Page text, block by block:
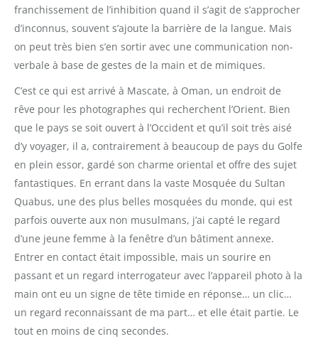
franchissement de l’inhibition quand il s’agit de s’approcher
d’inconnus, souvent s’ajoute la barrière de la langue. Mais
on peut très bien s’en sortir avec une communication non-
verbale à base de gestes de la main et de mimiques.
C’est ce qui est arrivé à Mascate, à Oman, un endroit de
rêve pour les photographes qui recherchent l’Orient. Bien
que le pays se soit ouvert à l’Occident et qu’il soit très aisé
d’y voyager, il a, contrairement à beaucoup de pays du Golfe
en plein essor, gardé son charme oriental et offre des sujet
fantastiques. En errant dans la vaste Mosquée du Sultan
Quabus, une des plus belles mosquées du monde, qui est
parfois ouverte aux non musulmans, j’ai capté le regard
d’une jeune femme à la fenêtre d’un bâtiment annexe.
Entrer en contact était impossible, mais un sourire en
passant et un regard interrogateur avec l’appareil photo à la
main ont eu un signe de tête timide en réponse… un clic…
un regard reconnaissant de ma part… et elle était partie. Le
tout en moins de cinq secondes.